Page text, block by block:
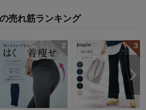
の売れ筋ランキング